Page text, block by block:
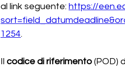
al link seguente: https://
1254.
Il codice di riferimento (POD)